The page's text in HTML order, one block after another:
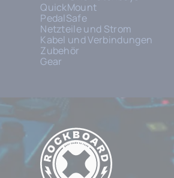
QuickMount
PedalSafe
Netzteile und Strom
Kabel und Verbindungen
Zubehör
Gear